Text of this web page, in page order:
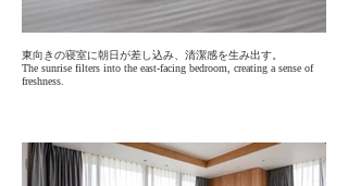
東向きの寝室に朝日が差し込み、清潔感を生み出す。
The sunrise filters into the east-facing bedroom, creating a sense of
freshness.